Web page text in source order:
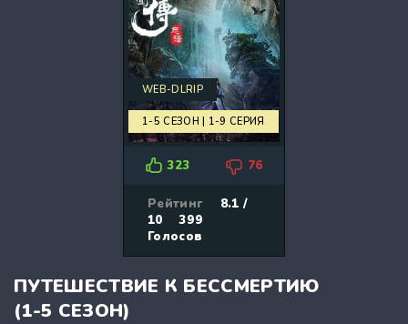
WEB-DLRIP
1-5 СЕЗОН | 1-9 СЕРИЯ
323 76
Рейтинг
8.1 /
10
399
Голосов
ПУТЕШЕСТВИЕ К БЕССМЕРТИЮ
(1-5 СЕЗОН)